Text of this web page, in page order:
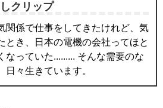
クリップ
関係で仕事をしてきたけれど、気
とき、日本の電機の会社ってほと
なっていた......... そんな需要のな
々生きています。